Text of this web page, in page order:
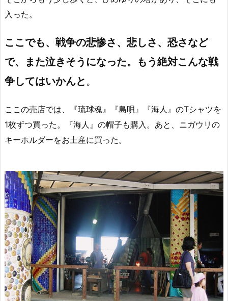
入った。
ここでも、戦争の悲惨さ、悲しさ、恐さなど
で、また泣きそうになった。
もう絶対こんな戦
争してはいかんと 。
ここの売店では、『琉球魂』『島唄』『海人』のTシャツを
1枚ずつ買った。『海人』の帽子も購入。あと、ニガウリの
キーホルダーをお土産に買った。